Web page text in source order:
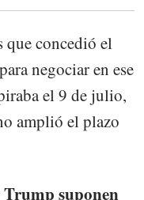
que concedió el
negociar en ese
el 9 de julio,
amplió el plazo
Trump suponen